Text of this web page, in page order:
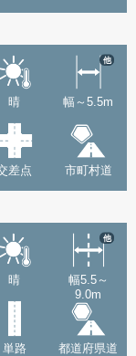
晴 幅～5.5m
他
差点 市町村道
晴
幅5.5～
9.0m
他
単路 都道府県道